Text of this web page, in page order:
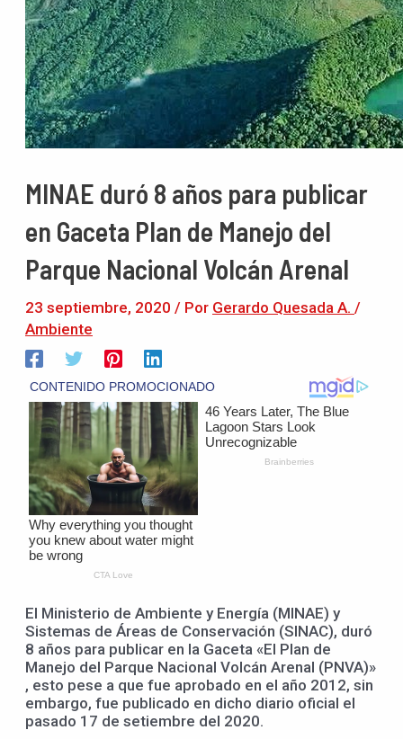
MINAE duró 8 años para publicar
en Gaceta Plan de Manejo del
Parque Nacional Volcán Arenal
23 septiembre, 2020 / Por Gerardo Quesada A. /
Ambiente
El Ministerio de Ambiente y Energía (MINAE) y
Sistemas de Áreas de Conservación (SINAC), duró
8 años para publicar en la Gaceta «El Plan de
Manejo del Parque Nacional Volcán Arenal (PNVA)»
, esto pese a que fue aprobado en el año 2012, sin
embargo, fue publicado en dicho diario oficial el
pasado 17 de setiembre del 2020.